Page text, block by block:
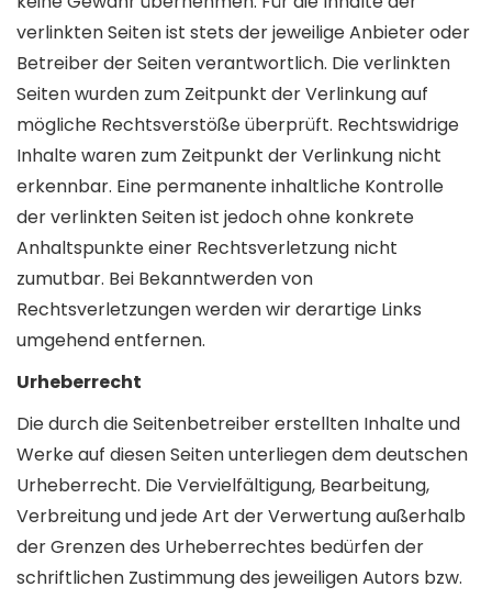
verlinkten Seiten ist stets der jeweilige Anbieter oder
Betreiber der Seiten verantwortlich. Die verlinkten
Seiten wurden zum Zeitpunkt der Verlinkung auf
mögliche Rechtsverstöße überprüft. Rechtswidrige
Inhalte waren zum Zeitpunkt der Verlinkung nicht
erkennbar. Eine permanente inhaltliche Kontrolle
der verlinkten Seiten ist jedoch ohne konkrete
Anhaltspunkte einer Rechtsverletzung nicht
zumutbar. Bei Bekanntwerden von
Rechtsverletzungen werden wir derartige Links
umgehend entfernen.
Urheberrecht
Die durch die Seitenbetreiber erstellten Inhalte und
Werke auf diesen Seiten unterliegen dem deutschen
Urheberrecht. Die Vervielfältigung, Bearbeitung,
Verbreitung und jede Art der Verwertung außerhalb
der Grenzen des Urheberrechtes bedürfen der
schriftlichen Zustimmung des jeweiligen Autors bzw.